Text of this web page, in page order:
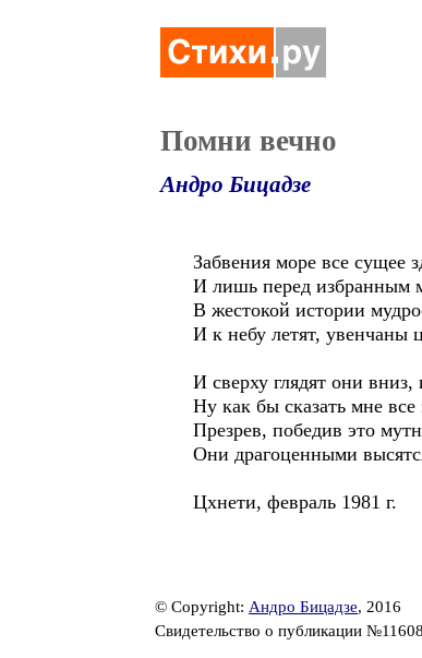
Помни вечно
Андро Бицадзе
Забвения море все сущее
И лишь перед избранным
В жестокой истории
И к небу летят, увенчаны
И сверху глядят они
Ну как бы сказать мне
Презрев, победив это
Они драгоценными
Цхнети, февраль 1981 г.
© Copyright: Андро Бицадзе, 2016
Свидетельство о публикации